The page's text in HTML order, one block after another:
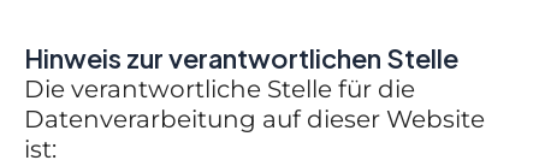
Hinweis zur verantwortlichen Stelle
Die verantwortliche Stelle für die
Datenverarbeitung auf dieser Website
ist: